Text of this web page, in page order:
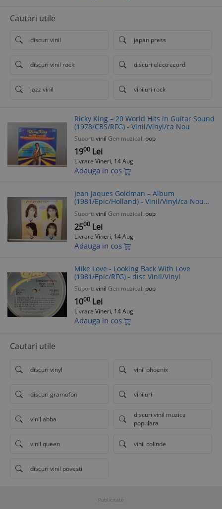
Cautari utile
discuri vinil japan press
discuri vinil rock discuri electrecord
jazz vinil viniluri rock
Ricky King – 20 World Hits in Guitar Sound
(1978/CBS/RFG) - Vinil/Vinyl/ca Nou
Suport: vinil Gen muzical: pop
1900 Lei
Livrare Vineri, 14 Aug
Adauga in cos
Jean Jaques Goldman – Album
(1981/Epic/Holland) - Vinil/Vinyl/ca Nou
(M-)
Suport: vinil Gen muzical: pop
2500 Lei
Livrare Vineri, 14 Aug
Adauga in cos
Mike Love - Looking Back With Love
(1981/Epic/RFG) - disc Vinil/Vinyl
Suport: vinil Gen muzical: pop
1000 Lei
Livrare Vineri, 14 Aug
Adauga in cos
Cautari utile
discuri vinyl vinil phoenix
discuri gramofon viniluri
vinil abba
discuri vinil muzica
populara
vinil queen vinil colinde
discuri vinil povesti
Publicitate